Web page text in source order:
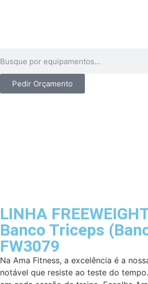
Pedir Orçamento
LINHA
Banco Triceps
FW3079
Na Ama Fitness, a excelência é a
notável que resiste ao teste do